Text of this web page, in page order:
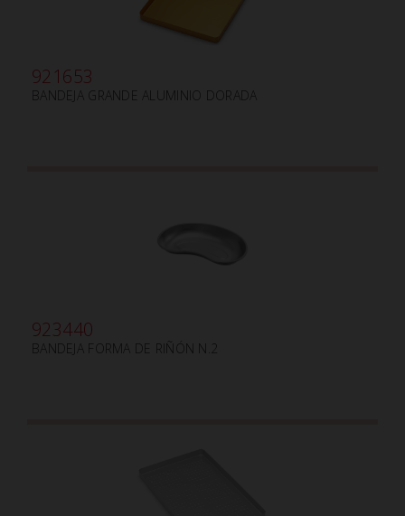
921653
BANDEJA GRANDE ALUMINIO DORADA
923440
BANDEJA FORMA DE RIÑÓN N.2